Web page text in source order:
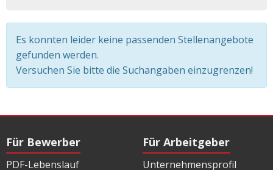
Es konnten leider keine passenden Stellenangebote
gefunden werden.
Versuchen Sie bitte die Suchangaben einzugrenzen!
Für Bewerber
PDF-Lebenslauf
Für Arbeitgeber
Unternehmensprofil